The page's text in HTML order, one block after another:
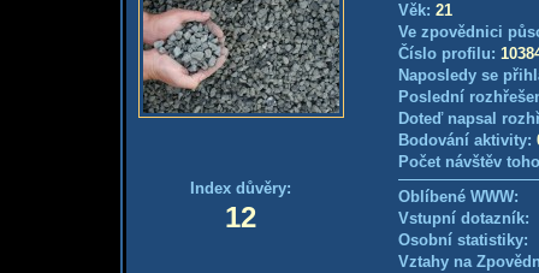
Index důvěry:
12
Věk: 21
Ve zpovědnici
Číslo profilu:
Naposledy se
Poslední
Doteď napsal
Bodování aktivity:
Počet návštěv
Oblíbené WWW:
Vstupní
Osobní
Vztahy na